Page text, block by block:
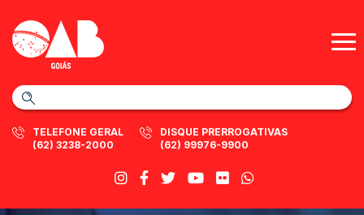
TELEFONE GERAL
(62) 3238-2000
DISQUE PRERROGATIVAS
(62) 99976-9900